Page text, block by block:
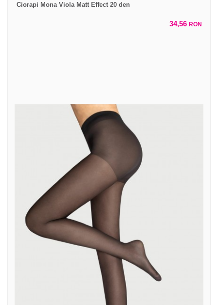
Ciorapi Mona Viola Matt Effect 20 den
34,56 RON